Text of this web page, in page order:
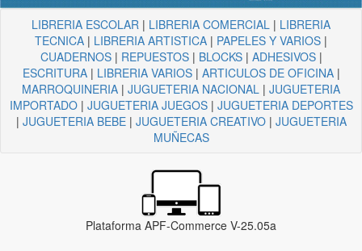
LIBRERIA ESCOLAR | LIBRERIA COMERCIAL | LIBRERIA
TECNICA | LIBRERIA ARTISTICA | PAPELES Y VARIOS |
CUADERNOS| REPUESTOS| BLOCKS| ADHESIVOS|
ESCRITURA| LIBRERIA VARIOS| ARTICULOS DE OFICINA|
MARROQUINERIA | JUGUETERIA NACIONAL | JUGUETERIA
IMPORTADO| JUGUETERIA JUEGOS| JUGUETERIA DEPORTES
| JUGUETERIA BEBE| JUGUETERIA CREATIVO| JUGUETERIA
MUÑECAS
Plataforma APF-Commerce V-25.05a